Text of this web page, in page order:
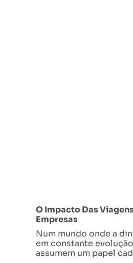
O Impacto Das
Empresas
Num mundo onde a
em constante
assumem um papel